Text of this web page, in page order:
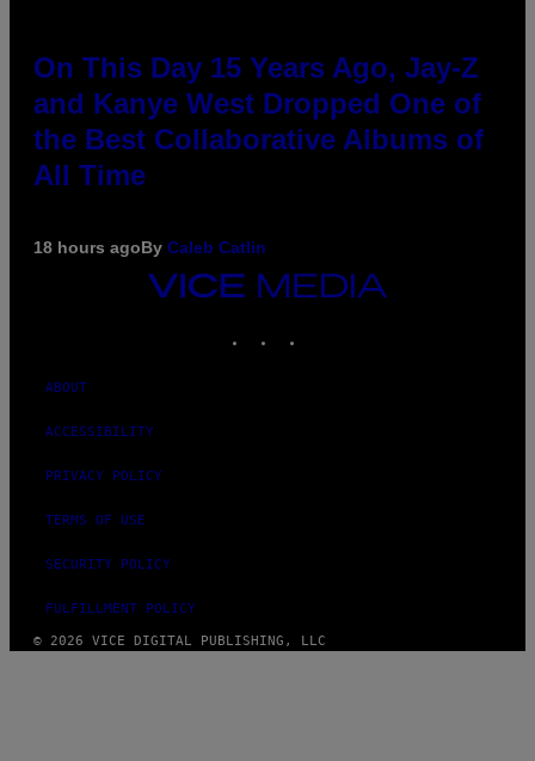
On This Day 15 Years Ago, Jay-Z
and Kanye West Dropped One of
the Best Collaborative Albums of
All Time
18 hours agoBy Caleb Catlin
VICE
ABOUT
ACCESSIBILITY
PRIVACY POLICY
TERMS OF USE
SECURITY POLICY
FULFILLMENT POLICY
© 2026 VICE DIGITAL PUBLISHING, LLC